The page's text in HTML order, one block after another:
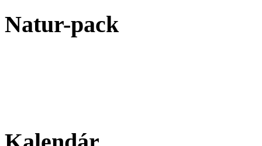
Natur-pack